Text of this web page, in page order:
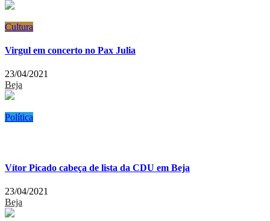
Cultura
Virgul em concerto no Pax Julia
23/04/2021
Beja
Política
Vítor Picado cabeça de lista da CDU em Beja
23/04/2021
Beja